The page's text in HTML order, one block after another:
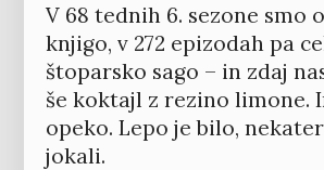
V 68 tednih 6. sezone smo
knjigo, v 272 epizodah pa
štoparsko sago – in zdaj
še koktajl z rezino limone.
opeko. Lepo je bilo,
jokali.